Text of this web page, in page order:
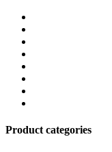
Product categories